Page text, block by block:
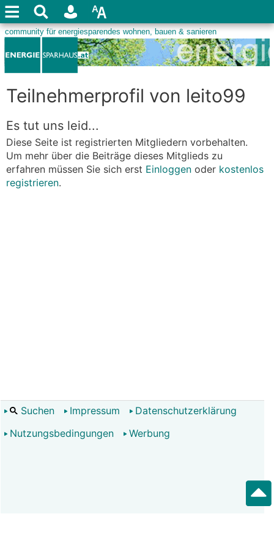
Teilnehmerprofil von leito99
Es tut uns leid...
Diese Seite ist registrierten Mitgliedern vorbehalten.
Um mehr über die Beiträge dieses Mitglieds zu
erfahren müssen Sie sich erst Einloggen oder kostenlos
registrieren.
Suchen Impressum
Datenschutzerklärung
Nutzungsbedingungen
Werbung